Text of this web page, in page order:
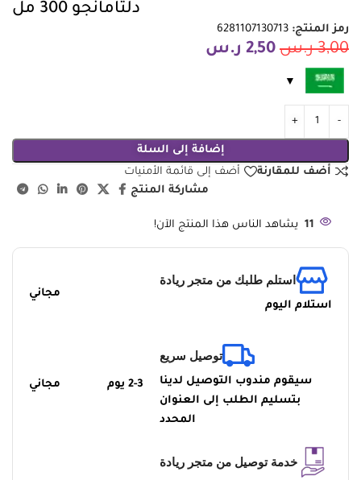
دلتامانجو 300 مل
رمز المنتج: 6281107130713
3,00 ر.س 2,50 ر.س
إضافة إلى السلة
أضف للمقارنة
أضف إلى قائمة الأمنيات
مشاركة المنتج
11 يشاهد الناس هذا المنتج الآن!
استلم طلبك من متجر ريادة
استلام اليوم
مجاني
توصيل سريع
سيقوم مندوب التوصيل لدينا
بتسليم الطلب إلى العنوان
المحدد
2-3 يوم مجاني
خدمة توصيل من متجر ريادة